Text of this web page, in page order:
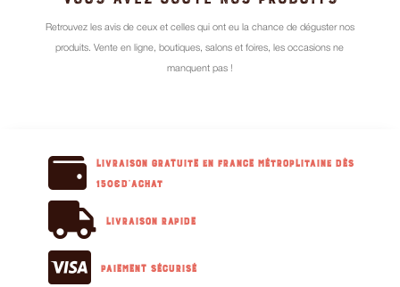
Retrouvez les avis de ceux et celles qui ont eu la chance de déguster nos
produits. Vente en ligne, boutiques, salons et foires, les occasions ne
manquent pas !

Livraison GRATUITE en France métroplitaine dès
150€d'achat
 Livraison RAPIDE
 Paiement sécurisé